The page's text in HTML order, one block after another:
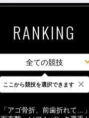
RANKING
全ての競技
最新 24時間 週間
「アゴ骨折、前歯折れて…
ここから競技を選択できます ×